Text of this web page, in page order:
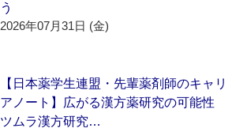
う
2026年07月31日 (金)
【日本薬学生連盟・先輩薬剤師のキャリ
アノート】広がる漢方薬研究の可能性
ツムラ漢方研究…